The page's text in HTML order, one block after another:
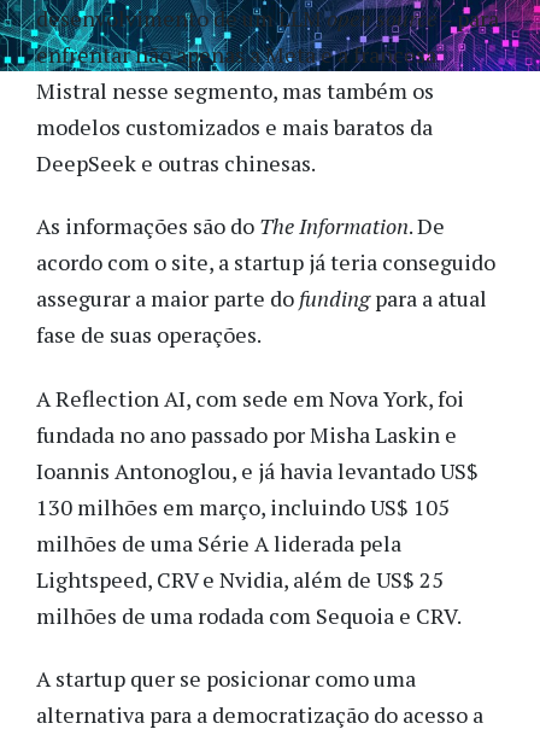
desenvolvimento de um LLMopen source– para
enfrentar não apenas a Meta e a francesa
Mistral nesse segmento, mas também os
modelos customizados e mais baratos da
DeepSeek e outras chinesas.
As informações são do The Information. De
acordo com o site, a startup já teria conseguido
assegurar a maior parte do fundingpara a atual
fase de suas operações.
A Reflection AI, com sede em Nova York, foi
fundada no ano passado por Misha Laskin e
Ioannis Antonoglou, e já havia levantado US$
130 milhões em março, incluindo US$ 105
milhões de uma Série A liderada pela
Lightspeed, CRV e Nvidia, além de US$ 25
milhões de uma rodada com Sequoia e CRV.
A startup quer se posicionar como uma
alternativa para a democratização do acesso a